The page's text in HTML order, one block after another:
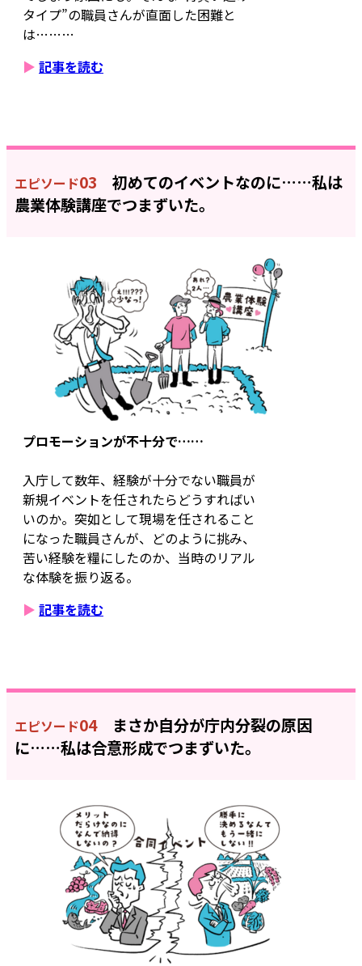
タイプ”の職員さんが直面した困難と
は………
▶ 記事を読む
エピソード03 初めてのイベントなのに……私は
農業体験講座でつまずいた。
プロモーションが不十分で……
入庁して数年、経験が十分でない職員が
新規イベントを任されたらどうすればい
いのか。突如として現場を任されること
になった職員さんが、どのように挑み、
苦い経験を糧にしたのか、当時のリアル
な体験を振り返る。
▶ 記事を読む
エピソード04まさか自分が庁内分裂の原因
に……私は合意形成でつまずいた。